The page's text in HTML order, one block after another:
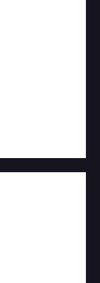
آلودگی‌های
تولید سیمان
یک کارخانه‌ی